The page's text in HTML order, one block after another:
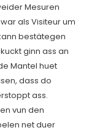
Mesuren
als Visiteur um
bestätegen
ginn ass an
Mantel huet
dass do
ass.
vun den
net duer